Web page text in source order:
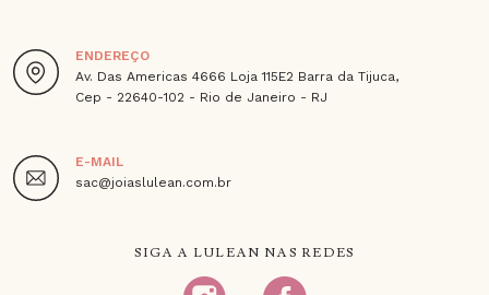
ENDEREÇO
Av. Das Americas 4666 Loja 115E2 Barra da Tijuca,
Cep - 22640-102 - Rio de Janeiro - RJ
E-MAIL
sac@joiaslulean.com.br
SIGA A LULEAN NAS REDES